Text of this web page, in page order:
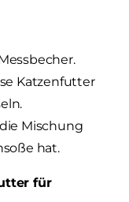
Katzenfutter
Mischung
hat.
für